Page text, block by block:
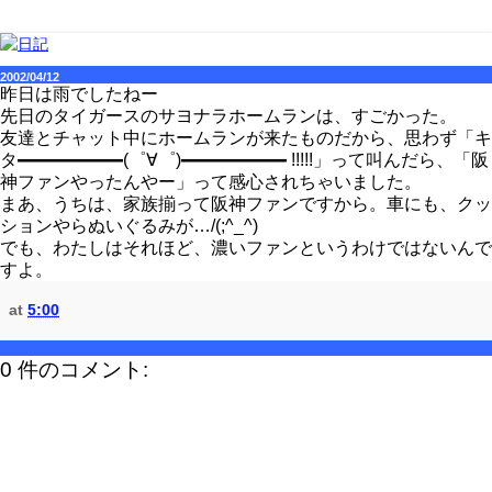
2002/04/12
昨日は雨でしたねー
先日のタイガースのサヨナラホームランは、すごかった。
友達とチャット中にホームランが来たものだから、思わず「キ
タ━━━━━━(゜∀゜)━━━━━━ !!!!!」って叫んだら、「阪
神ファンやったんやー」って感心されちゃいました。
まあ、うちは、家族揃って阪神ファンですから。車にも、クッ
ションやらぬいぐるみが…/(;^_^)
でも、わたしはそれほど、濃いファンというわけではないんで
すよ。
at 5:00
0 件のコメント: